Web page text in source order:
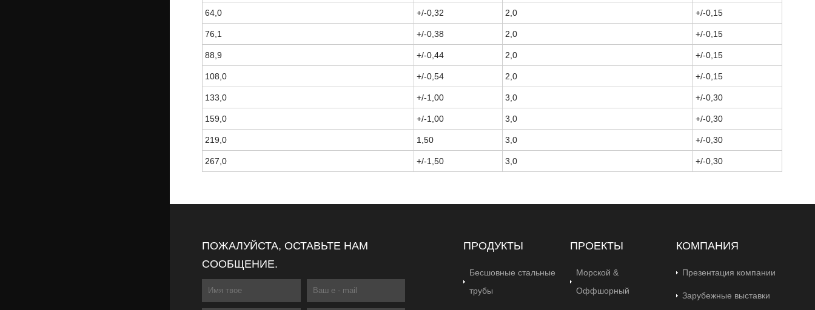
64,0 +/-0,32 2,0 +/-0,15
76,1 +/-0,38 2,0 +/-0,15
88,9 +/-0,44 2,0 +/-0,15
108,0 +/-0,54 2,0 +/-0,15
133,0 +/-1,00 3,0 +/-0,30
159,0 +/-1,00 3,0 +/-0,30
219,0 1,50 3,0 +/-0,30
267,0 +/-1,50 3,0 +/-0,30
ПОЖАЛУЙСТА, ОСТАВЬТЕ НАМ
СООБЩЕНИЕ.
ПРОДУКТЫ
Бесшовные стальные
трубы
ПРОЕКТЫ
Морской &
Оффшорный
КОМПАНИЯ
Презентация компании
Зарубежные выставки